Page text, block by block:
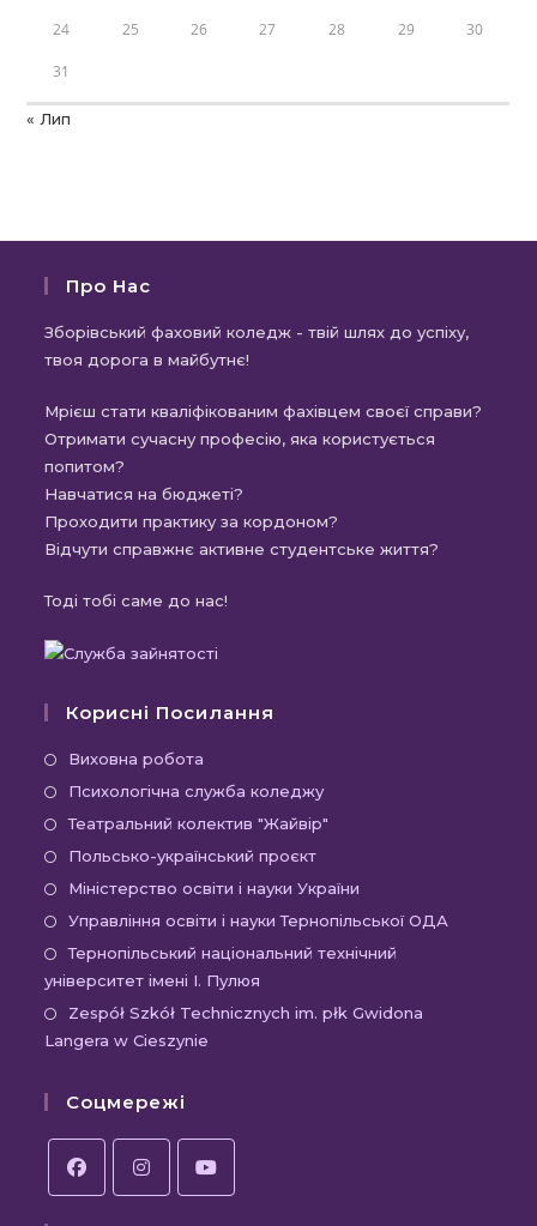
24 25 26 27 28 29 30
31
« Лип
Про Нас
Зборівський фаховий коледж - твій шлях до успіху,
твоя дорога в майбутнє!
Мрієш стати кваліфікованим фахівцем своєї справи?
Отримати сучасну професію, яка користується
попитом?
Навчатися на бюджеті?
Проходити практику за кордоном?
Відчути справжнє активне студентське життя?
Тоді тобі саме до нас!
Корисні Посилання
Виховна робота
в
новій
вкладці
Психологічна служба коледжуВідкриється
в
вкладці
Театральний колектив "Жайвір"
новій
вкладці
Польсько-український проєктВідкриється
в
новій
вкладці
Міністерство освіти і науки України
в
новій
Управління освіти і науки Тернопільської ОДА
Тернопільський національний технічний
університет імені І. Пулюя
Zespół Szkół Technicznych im. płk Gwidona
Langera w Cieszynie
Соцмережі